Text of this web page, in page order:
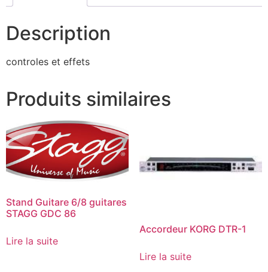
Description
controles et effets
Produits similaires
Stand Guitare 6/8 guitares
STAGG GDC 86
Lire la suite
Accordeur KORG DTR-1
Lire la suite